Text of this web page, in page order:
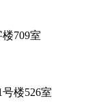
709室
楼526室